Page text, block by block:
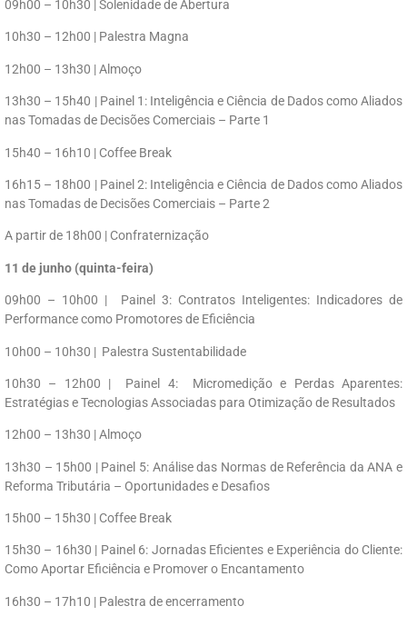
09h00 – 10h30 | Solenidade de Abertura
10h30 – 12h00 | Palestra Magna
12h00 – 13h30 | Almoço
13h30 – 15h40 | Painel 1: Inteligência e Ciência de Dados como Aliados
nas Tomadas de Decisões Comerciais – Parte 1
15h40 – 16h10 | Coffee Break
16h15 – 18h00 | Painel 2: Inteligência e Ciência de Dados como Aliados
nas Tomadas de Decisões Comerciais – Parte 2
A partir de 18h00 | Confraternização
11 de junho (quinta-feira)
09h00 – 10h00 | Painel 3: Contratos Inteligentes: Indicadores de
Performance como Promotores de Eficiência
10h00 – 10h30 | Palestra Sustentabilidade
10h30 – 12h00 | Painel 4: Micromedição e Perdas Aparentes:
Estratégias e Tecnologias Associadas para Otimização de Resultados
12h00 – 13h30 | Almoço
13h30 – 15h00 | Painel 5: Análise das Normas de Referência da ANA e
Reforma Tributária – Oportunidades e Desafios
15h00 – 15h30 | Coffee Break
15h30 – 16h30 | Painel 6: Jornadas Eficientes e Experiência do Cliente:
Como Aportar Eficiência e Promover o Encantamento
16h30 – 17h10 | Palestra de encerramento